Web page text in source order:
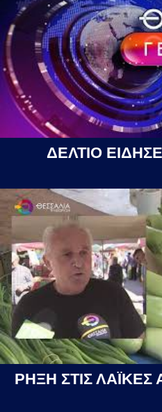
ΔΕΛΤΙΟ
ΡΗΞΗ ΣΤΙΣ ΛΑΪΚΕΣ